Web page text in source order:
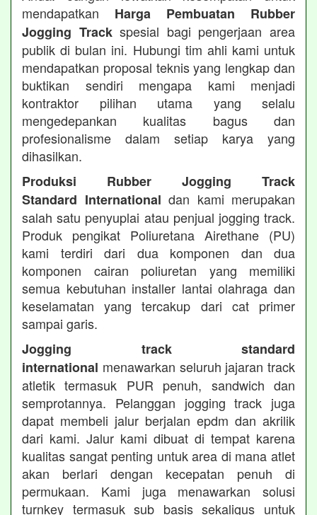
mendapatkan Harga Pembuatan Rubber
Jogging Trackspesial bagi pengerjaan area
publik di bulan ini. Hubungi tim ahli kami untuk
mendapatkan proposal teknis yang lengkap dan
buktikan sendiri mengapa kami menjadi
kontraktor pilihan utama yang selalu
mengedepankan kualitas bagus dan
profesionalisme dalam setiap karya yang
dihasilkan.
Produksi Rubber Jogging Track
Standard International dan kami merupakan
salah satu penyuplai atau penjual jogging track.
Produk pengikat Poliuretana Airethane (PU)
kami terdiri dari dua komponen dan dua
komponen cairan poliuretan yang memiliki
semua kebutuhan installer lantai olahraga dan
keselamatan yang tercakup dari cat primer
sampai garis.
Jogging track standard
international menawarkan seluruh jajaran track
atletik termasuk PUR penuh, sandwich dan
semprotannya. Pelanggan jogging track juga
dapat membeli jalur berjalan epdm dan akrilik
dari kami. Jalur kami dibuat di tempat karena
kualitas sangat penting untuk area di mana atlet
akan berlari dengan kecepatan penuh di
permukaan. Kami juga menawarkan solusi
turnkey termasuk sub basis sekaligus untuk